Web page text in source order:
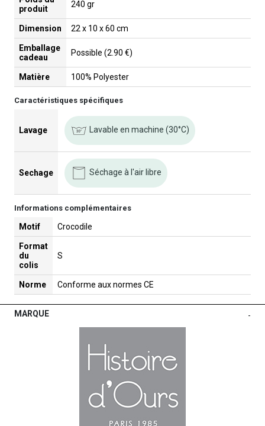
produit
240 gr
Dimension 22 x 10 x 60 cm
Emballage
cadeau
Possible (2.90 €)
Matière 100% Polyester
Caractéristiques spécifiques
Lavage Lavable en machine (30°C)
Sechage Séchage à l'air libre
Informations complémentaires
Motif Crocodile
Format
du
colis
S
Norme Conforme aux normes CE
MARQUE -